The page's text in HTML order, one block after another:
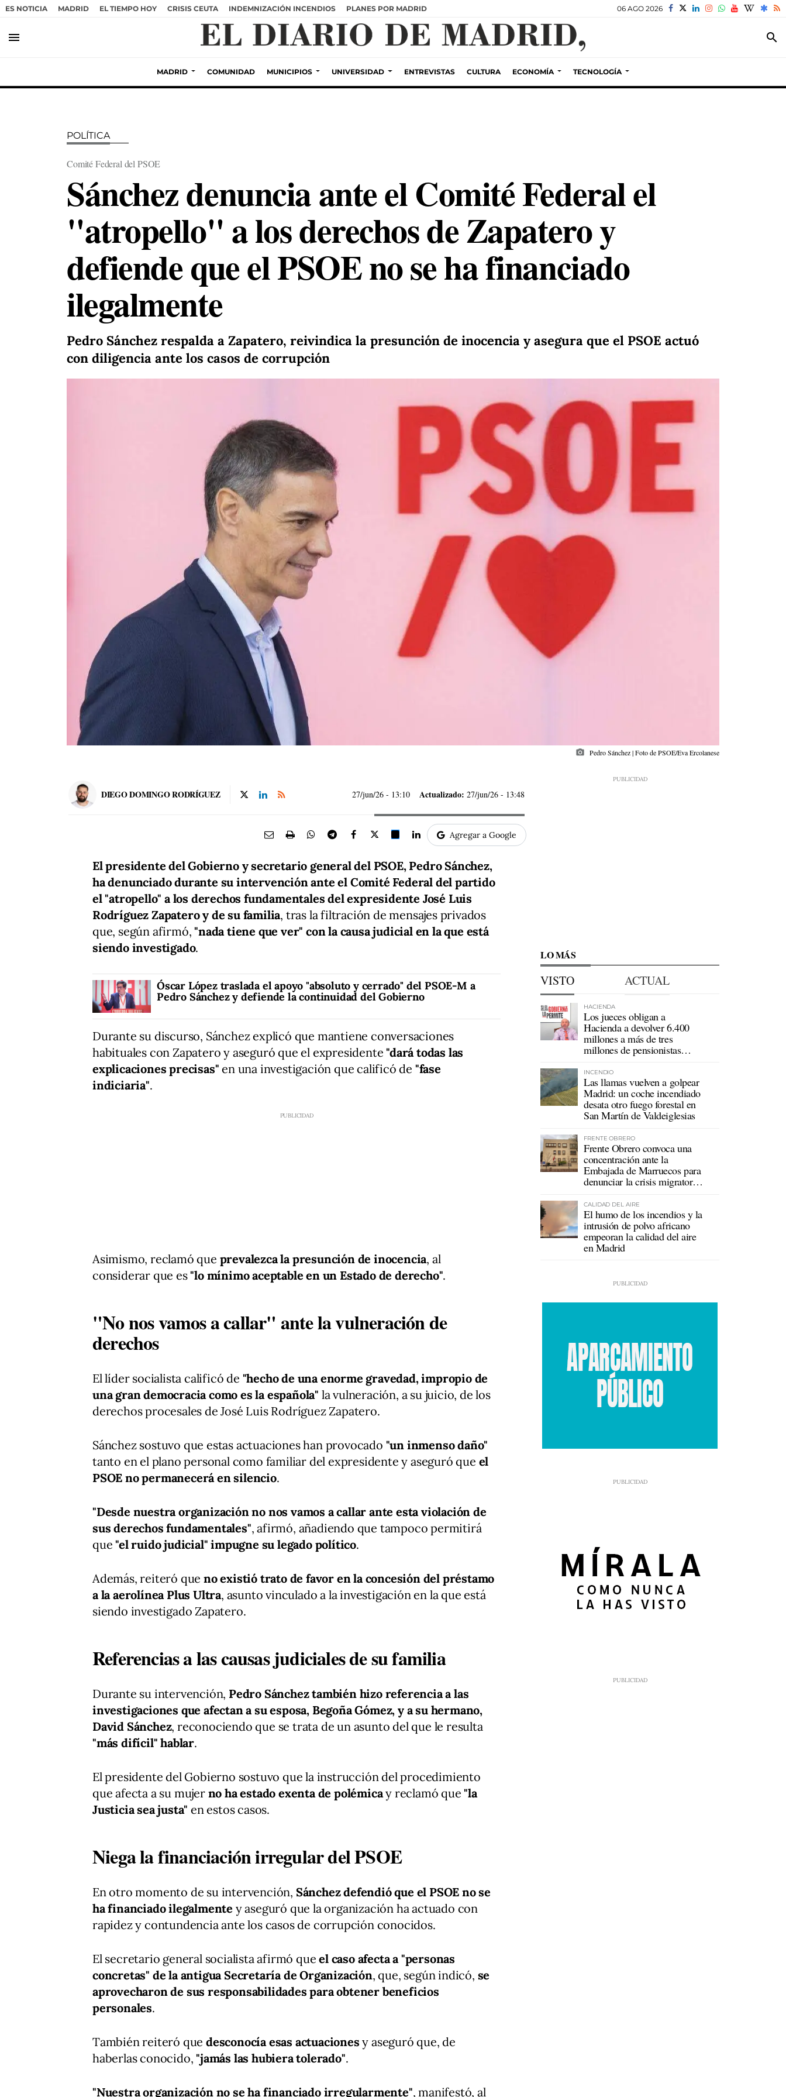
ES NOTICIA MADRID EL TIEMPO HOY CRISIS CEUTA INDEMNIZACIÓN INCENDIOS PLANES POR MADRID 06 AGO 2026
menu search
MADRID COMUNIDAD MUNICIPIOS UNIVERSIDAD ENTREVISTAS CULTURA ECONOMÍA TECNOLOGÍA
POLÍTICA
Comité Federal del PSOE
Sánchez denuncia ante el Comité Federal el
"atropello" a los derechos de Zapatero y
defiende que el PSOE no se ha financiado
ilegalmente
Pedro Sánchez respalda a Zapatero, reivindica la presunción de inocencia y asegura que el PSOE actuó
con diligencia ante los casos de corrupción
photo_camera Pedro Sánchez | Foto de PSOE/Eva Ercolanese
DIEGO DOMINGO RODRÍGUEZ 27/jun/26 - 13:10 Actualizado: 27/jun/26 - 13:48
Agregar a Google
El presidente del Gobierno y secretario general del PSOE, Pedro Sánchez,
ha denunciado durante su intervención ante el Comité Federal del partido
el "atropello" a los derechos fundamentales del expresidente José Luis
Rodríguez Zapatero y de su familia, tras la filtración de mensajes privados
que, según afirmó,"nada tiene que ver" con la causa judicial en la que está
siendo investigado.
Óscar López traslada el apoyo "absoluto y cerrado" del PSOE-M a
Pedro Sánchez y defiende la continuidad del Gobierno
Durante su discurso, Sánchez explicó que mantiene conversaciones
habituales con Zapatero y aseguró que el expresidente"dará todas las
explicaciones precisas" en una investigación que calificó de "fase
indiciaria".
Asimismo, reclamó que prevalezca la presunción de inocencia, al
considerar que es"lo mínimo aceptable en un Estado de derecho".
"No nos vamos a callar" ante la vulneración de
derechos
El líder socialista calificó de "hecho de una enorme gravedad, impropio de
una gran democracia como es la española" la vulneración, a su juicio, de los
derechos procesales de José Luis Rodríguez Zapatero.
Sánchez sostuvo que estas actuaciones han provocado "un inmenso daño"
tanto en el plano personal como familiar del expresidente y aseguró que el
PSOE no permanecerá en silencio.
"Desde nuestra organización no nos vamos a callar ante esta violación de
sus derechos fundamentales", afirmó, añadiendo que tampoco permitirá
que"el ruido judicial" impugne su legado político.
Además, reiteró que no existió trato de favor en la concesión del préstamo
a la aerolínea Plus Ultra, asunto vinculado a la investigación en la que está
siendo investigado Zapatero.
Referencias a las causas judiciales de su familia
Durante su intervención, Pedro Sánchez también hizo referencia a las
investigaciones que afectan a su esposa, Begoña Gómez, y a su hermano,
David Sánchez, reconociendo que se trata de un asunto del que le resulta
"más difícil" hablar.
El presidente del Gobierno sostuvo que la instrucción del procedimiento
que afecta a su mujer no ha estado exenta de polémicay reclamó que"la
Justicia sea justa" en estos casos.
Niega la financiación irregular del PSOE
En otro momento de su intervención, Sánchez defendió que el PSOE no se
ha financiado ilegalmente y aseguró que la organización ha actuado con
rapidez y contundencia ante los casos de corrupción conocidos.
El secretario general socialista afirmó queel caso afecta a "personas
concretas" de la antigua Secretaría de Organización, que, según indicó, se
aprovecharon de sus responsabilidades para obtener beneficios
personales.
También reiteró que desconocía esas actuaciones y aseguró que, de
haberlas conocido,"jamás las hubiera tolerado".
"Nuestra organización no se ha financiado irregularmente", manifestó, al
LO MÁS
VISTO ACTUAL
HACIENDA
Los jueces obligan a
Hacienda a devolver 6.400
millones a más de tres
millones de pensionistas
INCENDIO
Las llamas vuelven a golpear
Madrid: un coche incendiado
desata otro fuego forestal en
San Martín de Valdeiglesias
FRENTE OBRERO
Frente Obrero convoca una
concentración ante la
Embajada de Marruecos para
denunciar la crisis migratoria
CALIDAD DEL AIRE
El humo de los incendios y la
intrusión de polvo africano
empeoran la calidad del aire
en Madrid